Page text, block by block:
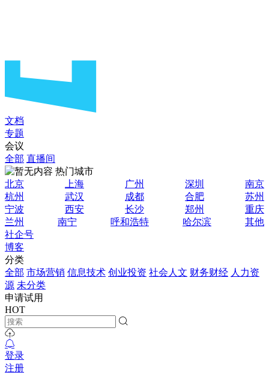
文档
专题
会议
全部 直播间
热门城市
北京
上海 广州 深圳
南京
杭州
武汉 成都 合肥
苏州
宁波
西安 长沙 郑州
重庆
兰州
南宁 呼和浩特 哈尔滨
其他
社企号
博客
分类
全部 市场营销 信息技术 创业投资 社会人文 财务财经 人力资
源 未分类
申请试用
HOT
登录
注册